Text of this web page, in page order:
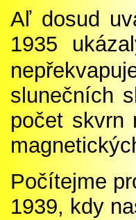
Aľ dosud
1935
slunečních
počet skvrn
Počítejme
1939, kdy